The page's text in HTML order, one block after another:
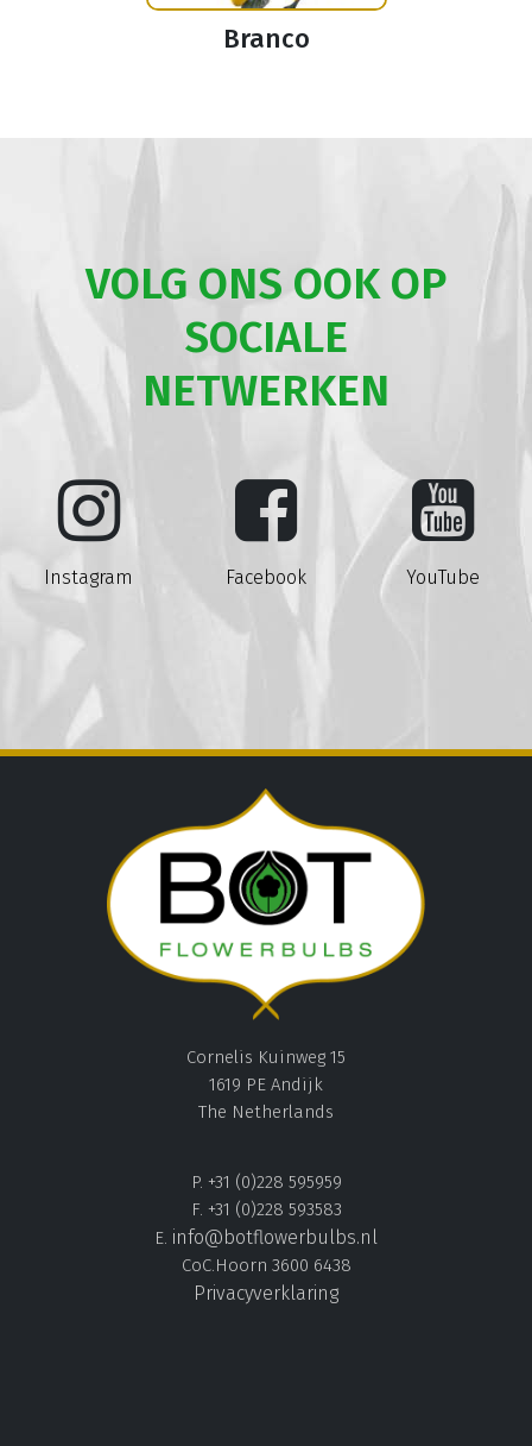
Branco
VOLG ONS OOK OP
SOCIALE
NETWERKEN
Instagram Facebook YouTube
Cornelis Kuinweg 15
1619 PE Andijk
The Netherlands
P. +31 (0)228 595959
F. +31 (0)228 593583
E. info@botflowerbulbs.nl
CoC.Hoorn 3600 6438
Privacyverklaring